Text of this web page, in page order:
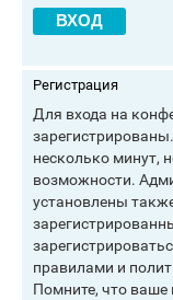
Регистрация
Для входа на
несколько минут,
возможности.
установлены
правилами и
Помните, что ваше